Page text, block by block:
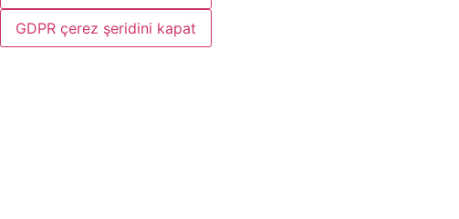
GDPR çerez şeridini kapat